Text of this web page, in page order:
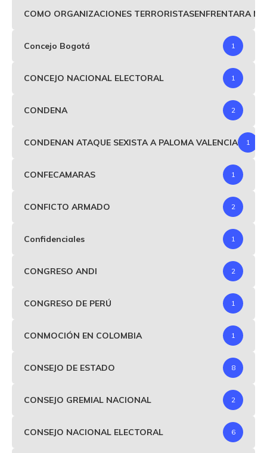
COMO ORGANIZACIONES TERRORISTASENFRENTARA
Concejo Bogotá 1
CONCEJO NACIONAL ELECTORAL 1
CONDENA 2
CONDENAN ATAQUE SEXISTA A PALOMA VALENCIA 1
CONFECAMARAS 1
CONFICTO ARMADO 2
Confidenciales 1
CONGRESO ANDI 2
CONGRESO DE PERÚ 1
CONMOCIÓN EN COLOMBIA 1
CONSEJO DE ESTADO 8
CONSEJO GREMIAL NACIONAL 2
CONSEJO NACIONAL ELECTORAL 6